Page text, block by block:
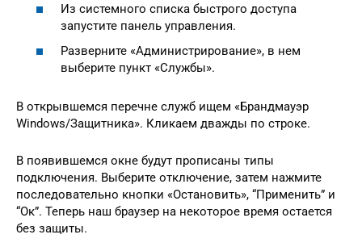
Из системного списка быстрого доступа
запустите панель управления.
Разверните «Администрирование», в нем
выберите пункт «Службы».
В открывшемся перечне служб ищем «Брандмауэр
Windows/Защитника». Кликаем дважды по строке.
В появившемся окне будут прописаны типы
подключения. Выберите отключение, затем нажмите
последовательно кнопки «Остановить», “Применить” и
“Ок”. Теперь наш браузер на некоторое время остается
без защиты.